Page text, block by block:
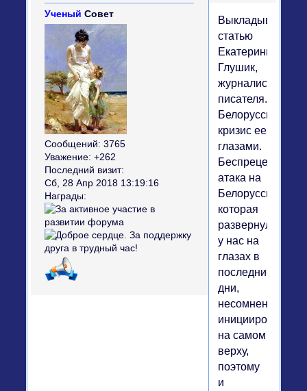
Ученый Совет
Сообщений: 3765
Уважение: +262
Последний визит:
Сб, 28 Апр 2018 13:19:16
Награды:
Выкладываю
статью
Екатерины
Глушик,
журналиста,
писателя.
Белорусский
кризис ее
глазами.
атака на
Белоруссию,
которая
развернулась
у нас на
глазах в
последние
дни,
несомненно,
инициирована
на самом
верху,
поэтому
и